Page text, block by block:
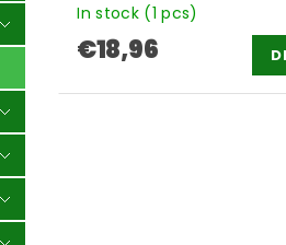
In stock (1 pcs)
€18,96